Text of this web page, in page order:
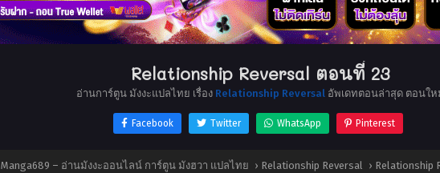
Relationship Reversal ตอนที่ 23
อ่านการ์ตูน มังงะแปลไทย เรื่อง Relationship Reversalอัพเดทตอนล่าสุด ตอนให
Facebook Twitter WhatsApp Pinterest
Manga689 – อ่านมังงะออนไลน์ การ์ตูน มังฮวา แปลไทย › Relationship Reversal › Relationship